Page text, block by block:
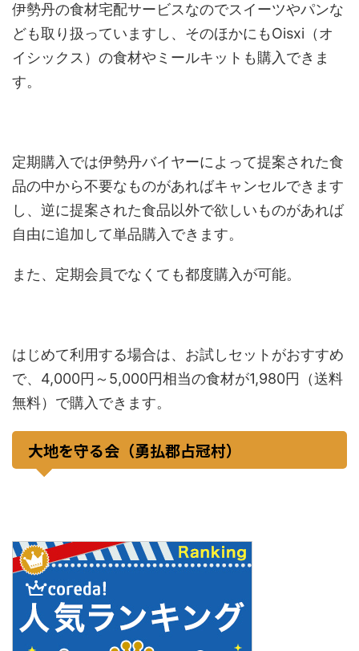
伊勢丹の食材宅配サービスなのでスイーツやパンな
ども取り扱っていますし、そのほかにもOisxi（オ
イシックス）の食材やミールキットも購入できま
す。
定期購入では伊勢丹バイヤーによって提案された食
品の中から不要なものがあればキャンセルできます
し、逆に提案された食品以外で欲しいものがあれば
自由に追加して単品購入できます。
また、定期会員でなくても都度購入が可能。
はじめて利用する場合は、お試しセットがおすすめ
で、4,000円～5,000円相当の食材が1,980円（送料
無料）で購入できます。
大地を守る会（勇払郡占冠村）